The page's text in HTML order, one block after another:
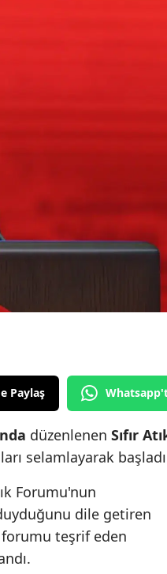
Paylaş
düzenlenen Sıfır
selamlayarak
Forumu'nun
dile getiren
forumu teşrif eden